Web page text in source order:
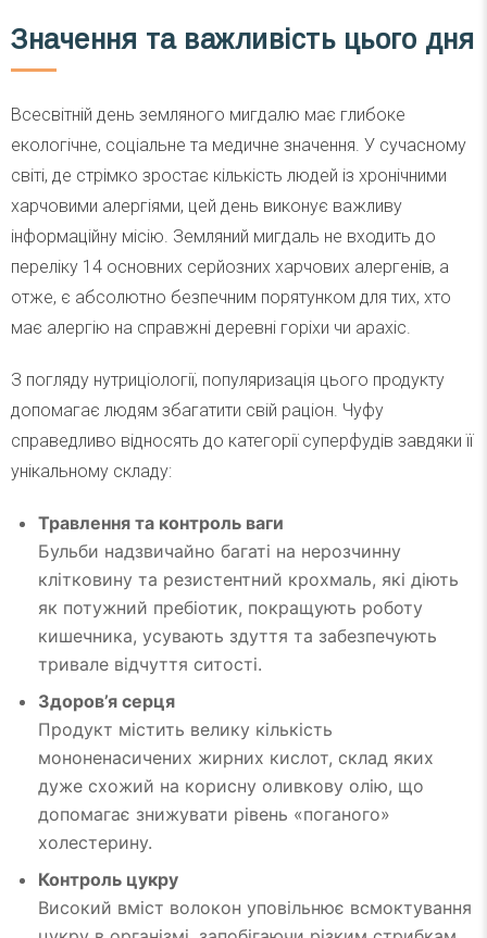
Значення та важливість цього дня
Всесвітній день земляного мигдалю має глибоке
екологічне, соціальне та медичне значення. У сучасному
світі, де стрімко зростає кількість людей із хронічними
харчовими алергіями, цей день виконує важливу
інформаційну місію. Земляний мигдаль не входить до
переліку 14 основних серйозних харчових алергенів, а
отже, є абсолютно безпечним порятунком для тих, хто
має алергію на справжні деревні горіхи чи арахіс.
З погляду нутриціології, популяризація цього продукту
допомагає людям збагатити свій раціон. Чуфу
справедливо відносять до категорії суперфудів завдяки її
унікальному складу:
Травлення та контроль ваги
Бульби надзвичайно багаті на нерозчинну
клітковину та резистентний крохмаль, які діють
як потужний пребіотик, покращують роботу
кишечника, усувають здуття та забезпечують
тривале відчуття ситості.
Здоров’я серця
Продукт містить велику кількість
мононенасичених жирних кислот, склад яких
дуже схожий на корисну оливкову олію, що
допомагає знижувати рівень «поганого»
холестерину.
Контроль цукру
Високий вміст волокон уповільнює всмоктування